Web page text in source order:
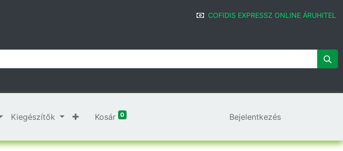
COFIDIS EXPRESSZ ONLINE ÁRUHITEL
Kiegészítők Kosár 0 Bejelentkezés